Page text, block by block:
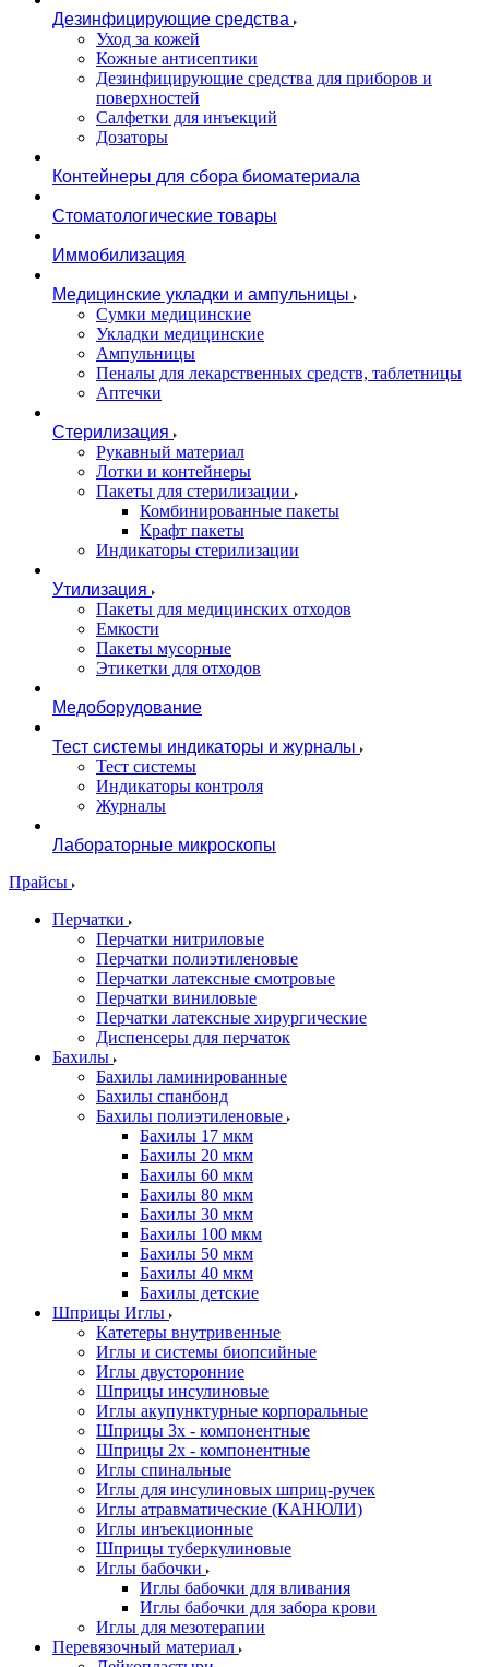
Дезинфицирующие средства
Уход за кожей
Кожные антисептики
Дезинфицирующие средства для приборов и
поверхностей
Салфетки для инъекций
Дозаторы
Контейнеры для сбора биоматериала
Стоматологические товары
Иммобилизация
Медицинские укладки и ампульницы
Сумки медицинские
Укладки медицинские
Ампульницы
Пеналы для лекарственных средств, таблетницы
Аптечки
Стерилизация
Рукавный материал
Лотки и контейнеры
Пакеты для стерилизации
Комбинированные пакеты
Крафт пакеты
Индикаторы стерилизации
Утилизация
Пакеты для медицинских отходов
Емкости
Пакеты мусорные
Этикетки для отходов
Медоборудование
Тест системы индикаторы и журналы
Тест системы
Индикаторы контроля
Журналы
Лабораторные микроскопы
Прайсы
Перчатки
Перчатки нитриловые
Перчатки полиэтиленовые
Перчатки латексные смотровые
Перчатки виниловые
Перчатки латексные хирургические
Диспенсеры для перчаток
Бахилы
Бахилы ламинированные
Бахилы спанбонд
Бахилы полиэтиленовые
Бахилы 17 мкм
Бахилы 20 мкм
Бахилы 60 мкм
Бахилы 80 мкм
Бахилы 30 мкм
Бахилы 100 мкм
Бахилы 50 мкм
Бахилы 40 мкм
Бахилы детские
Шприцы Иглы
Катетеры внутривенные
Иглы и системы биопсийные
Иглы двусторонние
Шприцы инсулиновые
Иглы акупунктурные корпоральные
Шприцы 3х - компонентные
Шприцы 2х - компонентные
Иглы спинальные
Иглы для инсулиновых шприц-ручек
Иглы атравматические (КАНЮЛИ)
Иглы инъекционные
Шприцы туберкулиновые
Иглы бабочки
Иглы бабочки для вливания
Иглы бабочки для забора крови
Иглы для мезотерапии
Перевязочный материал